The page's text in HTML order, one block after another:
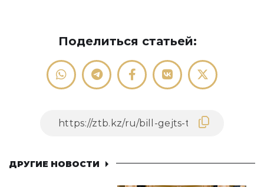
Поделиться статьей:
ДРУГИЕ НОВОСТИ